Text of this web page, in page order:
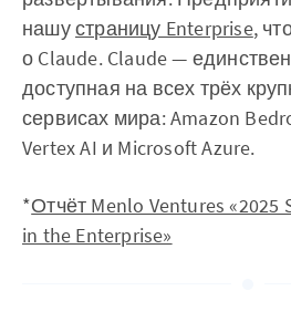
нашустраницу Enterprise,
о Claude. Claude —
доступная на всех трёх
сервисах мира: Amazon
Vertex AI и Microsoft Azure.
*Отчёт Menlo Ventures «2025
in the Enterprise»